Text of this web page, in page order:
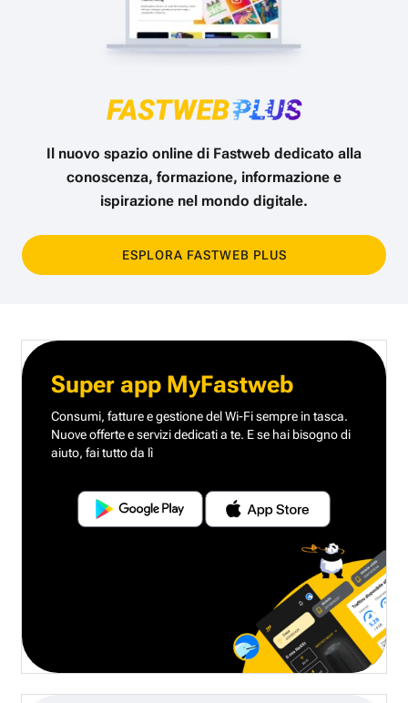
Il nuovo spazio online di Fastweb dedicato alla
conoscenza, formazione, informazione e
ispirazione nel mondo digitale.
ESPLORA FASTWEB PLUS
Super app MyFastweb
Consumi, fatture e gestione del Wi-Fi sempre in tasca.
Nuove offerte e servizi dedicati a te. E se hai bisogno di
aiuto, fai tutto da lì